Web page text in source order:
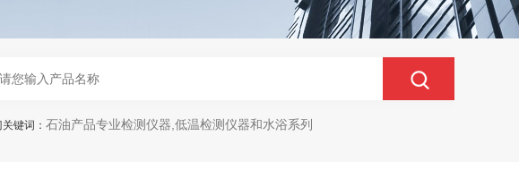
键词： 石油产品专业检测仪器,低温检测仪器和水浴系列